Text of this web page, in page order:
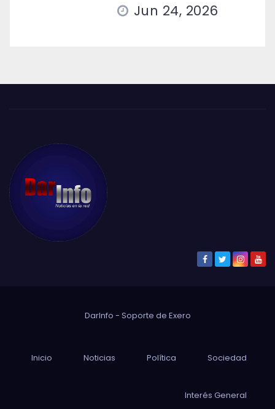
Jun 24, 2026
DarInfo - Soporte de Exero
Inicio Noticias Política Sociedad
Interés General